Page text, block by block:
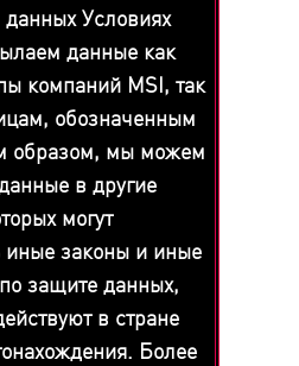
данных Условиях
данные как
компаний MSI, так
обозначенным
образом, мы можем
в другие
могут
иные законы и иные
защите данных,
в стране
Более